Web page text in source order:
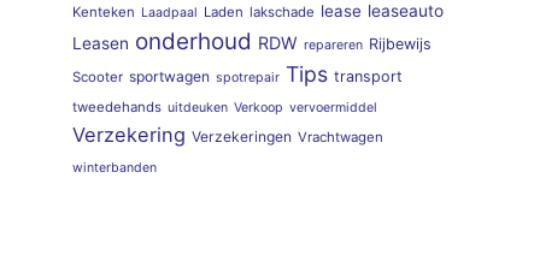
Kenteken Laadpaal Laden lakschade lease leaseauto
Leasen onderhoud RDW repareren Rijbewijs
Scooter sportwagen spotrepair Tips transport
tweedehands uitdeuken Verkoop vervoermiddel
Verzekering Verzekeringen Vrachtwagen
winterbanden